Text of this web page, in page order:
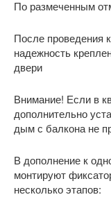
По размеченным
После проведения
надежность
двери
Внимание! Если в
дополнительно
дым с балкона не
В дополнение к
монтируют
несколько этапов: